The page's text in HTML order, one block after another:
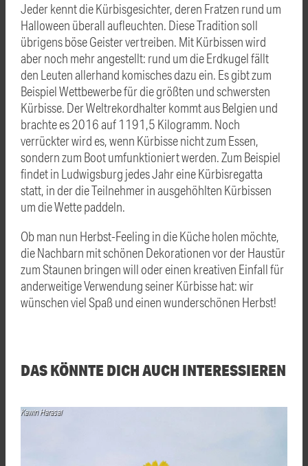
Jeder kennt die Kürbisgesichter, deren Fratzen rund um
Halloween überall aufleuchten. Diese Tradition soll
übrigens böse Geister vertreiben. Mit Kürbissen wird
aber noch mehr angestellt: rund um die Erdkugel fällt
den Leuten allerhand komisches dazu ein. Es gibt zum
Beispiel Wettbewerbe für die größten und schwersten
Kürbisse. Der Weltrekordhalter kommt aus Belgien und
brachte es 2016 auf 1191,5 Kilogramm. Noch
verrückter wird es, wenn Kürbisse nicht zum Essen,
sondern zum Boot umfunktioniert werden. Zum Beispiel
findet in Ludwigsburg jedes Jahr eine Kürbisregatta
statt, in der die Teilnehmer in ausgehöhlten Kürbissen
um die Wette paddeln.
Ob man nun Herbst-Feeling in die Küche holen möchte,
die Nachbarn mit schönen Dekorationen vor der Haustür
zum Staunen bringen will oder einen kreativen Einfall für
anderweitige Verwendung seiner Kürbisse hat: wir
wünschen viel Spaß und einen wunderschönen Herbst!
DAS KÖNNTE DICH AUCH INTERESSIEREN
Kawin Harasai